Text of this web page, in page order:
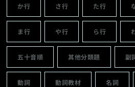
か行 さ行 た行
ま行 や行 ら行
五十音順 其他分類題 副
動詞 動詞教材 名詞